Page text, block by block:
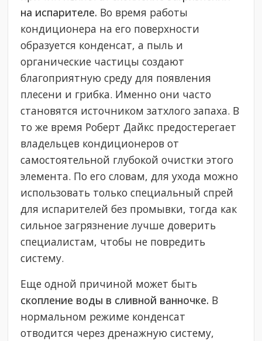
на испарителе. Во время работы
кондиционера на его поверхности
образуется конденсат, а пыль и
органические частицы создают
благоприятную среду для появления
плесени и грибка. Именно они часто
становятся источником затхлого запаха. В
то же время Роберт Дайкс предостерегает
владельцев кондиционеров от
самостоятельной глубокой очистки этого
элемента. По его словам, для ухода можно
использовать только специальный спрей
для испарителей без промывки, тогда как
сильное загрязнение лучше доверить
специалистам, чтобы не повредить
систему.
Еще одной причиной может быть
скопление воды в сливной ванночке. В
нормальном режиме конденсат
отводится через дренажную систему,